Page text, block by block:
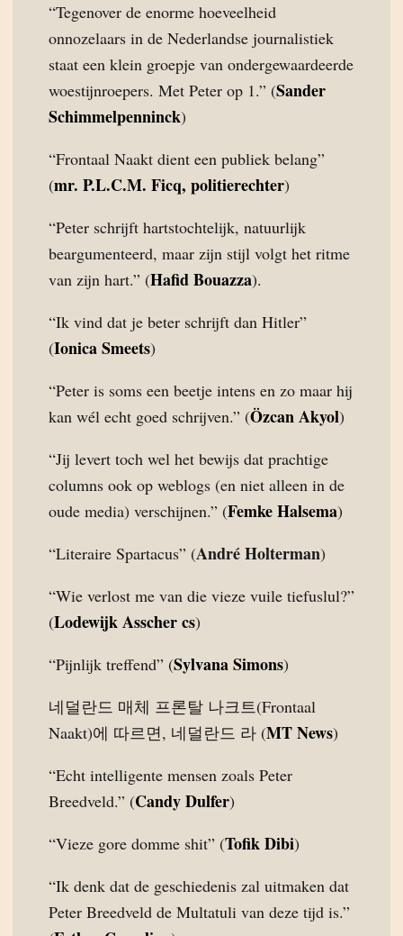
“Tegenover de enorme hoeveelheid
onnozelaars in de Nederlandse journalistiek
staat een klein groepje van ondergewaardeerde
woestijnroepers. Met Peter op 1.” (Sander
Schimmelpenninck)
“Frontaal Naakt dient een publiek belang”
(mr. P.L.C.M. Ficq, politierechter)
“Peter schrijft hartstochtelijk, natuurlijk
beargumenteerd, maar zijn stijl volgt het ritme
van zijn hart.” (Hafid Bouazza).
“Ik vind dat je beter schrijft dan Hitler”
(Ionica Smeets)
“Peter is soms een beetje intens en zo maar hij
kan wél echt goed schrijven.” (Özcan Akyol)
“Jij levert toch wel het bewijs dat prachtige
columns ook op weblogs (en niet alleen in de
oude media) verschijnen.” (Femke Halsema)
“Literaire Spartacus” (André Holterman)
“Wie verlost me van die vieze vuile tiefuslul?”
(Lodewijk Asscher cs)
“Pijnlijk treffend” (Sylvana Simons)
네덜란드 매체 프론탈 나크트(Frontaal
Naakt)에 따르면, 네덜란드 라 (MT News)
“Echt intelligente mensen zoals Peter
Breedveld.” (Candy Dulfer)
“Vieze gore domme shit” (Tofik Dibi)
“Ik denk dat de geschiedenis zal uitmaken dat
Peter Breedveld de Multatuli van deze tijd is.”